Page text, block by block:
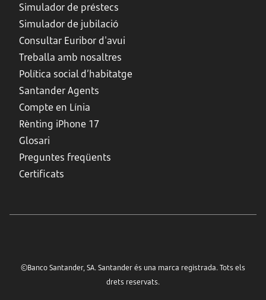
Simulador de préstecs
Simulador de jubilació
Consultar Euribor d'avui
Treballa amb nosaltres
Política social d’habitatge
Santander Agents
Compte en Línia
Rènting iPhone 17
Glosari
Preguntes freqüents
Certificats
©Banco Santander, SA. Santander és una marca registrada. Tots els
drets reservats.